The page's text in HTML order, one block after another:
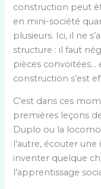
construction peut
en mini-société
plusieurs. Ici, il ne
structure : il faut
pièces convoitées…
construction s’est
C’est dans ces
premières leçons
Duplo ou la
l’autre, écouter
inventer quelque
l’apprentissage